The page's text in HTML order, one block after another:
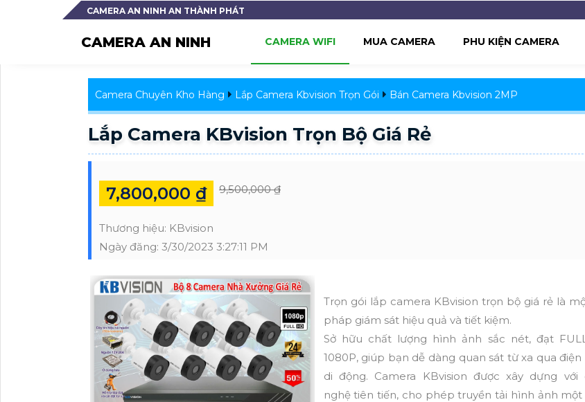
CAMERA AN NINH AN THÀNH PHÁT
CAMERA AN NINH CAMERA WIFI MUA CAMERA PHU KIỆN CAMERA
Camera Chuyên Kho Hàng Lắp Camera Kbvision Trọn Gói Bán Camera Kbvision 2MP
Lắp Camera KBvision Trọn Bộ Giá Rẻ
7,800,000 ₫ 9,500,000 ₫
Thương hiệu: KBvision
Ngày đăng: 3/30/2023 3:27:11 PM
Trọn gói lắp camera KBvision trọn bộ giá rẻ là
pháp giám sát hiệu quả và tiết kiệm.
Sở hữu chất lượng hình ảnh sắc nét, đạt
1080P, giúp bạn dễ dàng quan sát từ xa qua điện
di động. Camera KBvision được xây dựng với
nghệ tiên tiến, cho phép truyền tải hình ảnh một